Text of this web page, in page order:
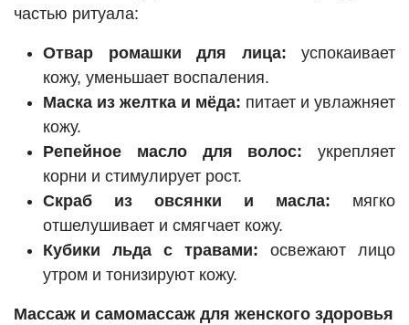
частью ритуала:
Отвар ромашки для лица: успокаивает
кожу, уменьшает воспаления.
Маска из желтка и мёда: питает и увлажняет
кожу.
Репейное масло для волос: укрепляет
корни и стимулирует рост.
Скраб из овсянки и масла: мягко
отшелушивает и смягчает кожу.
Кубики льда с травами: освежают лицо
утром и тонизируют кожу.
Массаж и самомассаж для женского здоровья